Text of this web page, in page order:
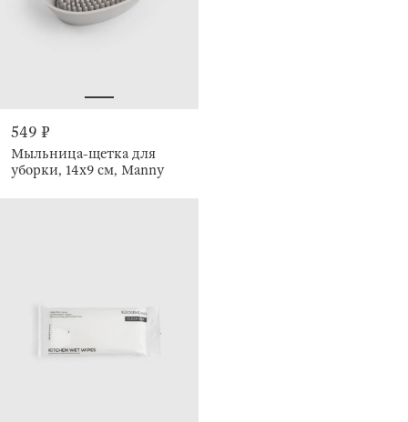
549 ₽
Мыльница-щетка для
уборки, 14х9 см, Manny